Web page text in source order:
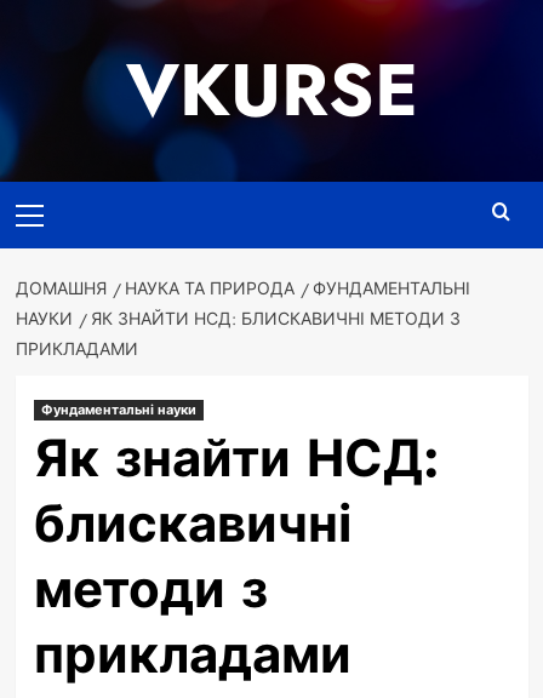
VKURSE
меню
ДОМАШНЯ НАУКА ТА ПРИРОДА
ФУНДАМЕНТАЛЬНІ
НАУКИ
ЯК ЗНАЙТИ НСД: БЛИСКАВИЧНІ МЕТОДИ З
ПРИКЛАДАМИ
Фундаментальні науки
Як знайти НСД:
блискавичні
методи з
прикладами